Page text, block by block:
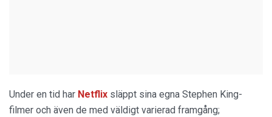
Under en tid har Netflix släppt sina egna Stephen King-
filmer och även de med väldigt varierad framgång;